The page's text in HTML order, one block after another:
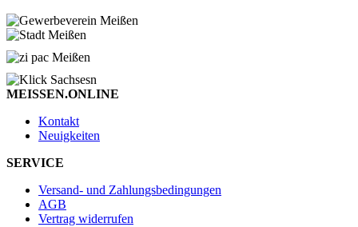
MEISSEN.ONLINE
Kontakt
Neuigkeiten
SERVICE
Versand- und Zahlungsbedingungen
AGB
Vertrag widerrufen